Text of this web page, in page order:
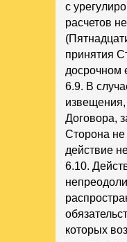
с
расчетов
принятия
досрочном
6.9. В
извещения,
Договора,
Сторона не
действие
6.10.
которых